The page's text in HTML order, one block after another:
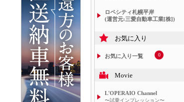
ロペシティ札幌平岸
(運営元:三愛自動車工業[株])
お気に入り
お気に入り一覧 0
Movie
L'OPERAIO Channel
〜試乗インプレッション〜